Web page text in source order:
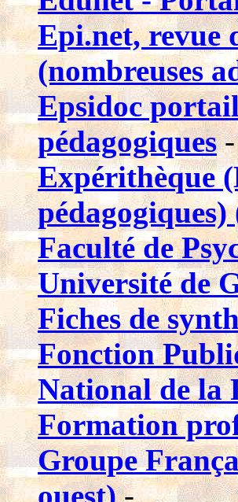
Epi.net, revue
(nombreuses
Epsidoc
pédagogiques-
Expérithèque
Faculté de
Université de
Fiches de
Fonction
National de la
Formation
Groupe